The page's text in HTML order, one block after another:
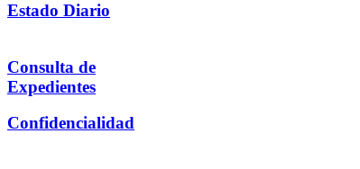
Estado Diario
Consulta de
Expedientes
Confidencialidad